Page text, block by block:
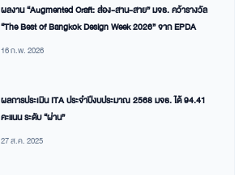
ผลงาน “Augmented Craft: ส่อง-สาน-สาย” มจธ. คว้ารางวัล
“The Best of Bangkok Design Week 2026” จาก EPDA
16 ก.พ. 2026
ผลการประเมิน ITA ประจำปีงบประมาณ 2568 มจธ. ได้ 94.41
คะแนน ระดับ “ผ่าน”
27 ส.ค. 2025